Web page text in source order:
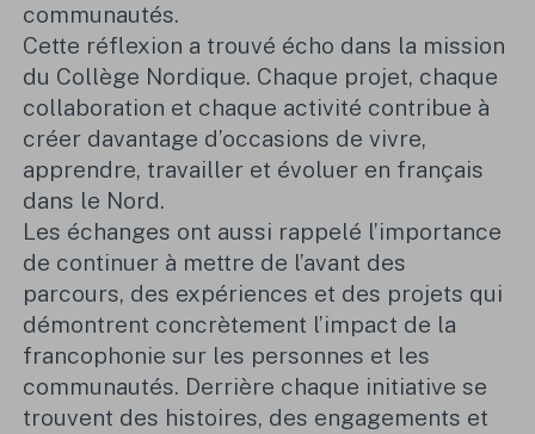
communautés.
Cette réflexion a trouvé écho dans la mission
du Collège Nordique. Chaque projet, chaque
collaboration et chaque activité contribue à
créer davantage d’occasions de vivre,
apprendre, travailler et évoluer en français
dans le Nord.
Les échanges ont aussi rappelé l’importance
de continuer à mettre de l’avant des
parcours, des expériences et des projets qui
démontrent concrètement l’impact de la
francophonie sur les personnes et les
communautés. Derrière chaque initiative se
trouvent des histoires, des engagements et